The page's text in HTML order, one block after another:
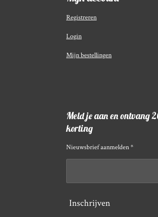
Registreren
Login
Mijn bestellingen
Meld je aan en ontvang
korting
Nieuwsbrief aanmelden *
Inschrijven